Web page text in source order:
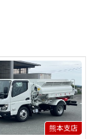
熊本支店